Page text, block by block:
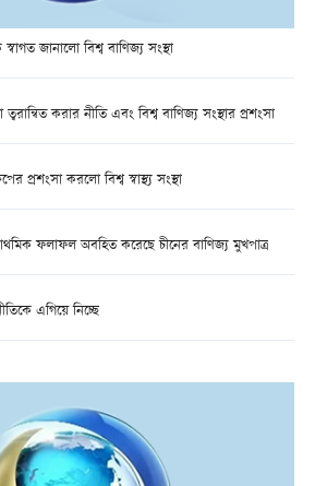
স্বাগত জানালো বিশ্ব বাণিজ্য সংস্থা
করার নীতি এবং বিশ্ব বাণিজ্য সংস্থার প্রশংসা
প্রশংসা করলো বিশ্ব স্বাস্থ্য সংস্থা
ফলাফল অবহিত করেছে চীনের বাণিজ্য মুখপাত্র
এগিয়ে নিচ্ছে